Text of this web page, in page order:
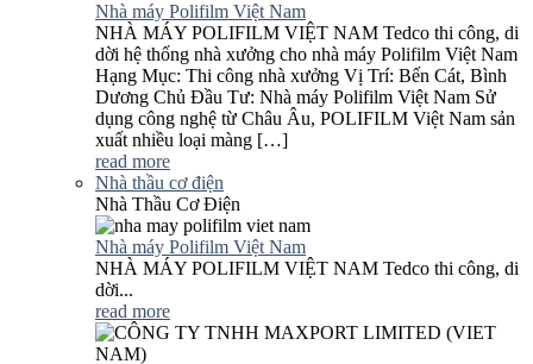
Nhà máy Polifilm Việt Nam
NHÀ MÁY POLIFILM VIỆT NAM Tedco thi công, di
dời hệ thống nhà xưởng cho nhà máy Polifilm Việt Nam
Hạng Mục: Thi công nhà xưởng Vị Trí: Bến Cát, Bình
Dương Chủ Đầu Tư: Nhà máy Polifilm Việt Nam Sử
dụng công nghệ từ Châu Âu, POLIFILM Việt Nam sản
xuất nhiều loại màng […]
read more
Nhà thầu cơ điện
Nhà Thầu Cơ Điện
Nhà máy Polifilm Việt Nam
NHÀ MÁY POLIFILM VIỆT NAM Tedco thi công, di
dời...
read more